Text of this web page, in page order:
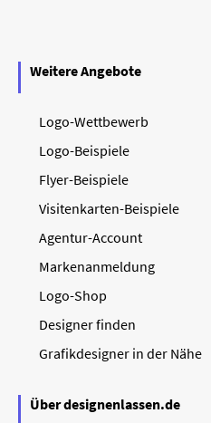
Weitere Angebote
Logo-Wettbewerb
Logo-Beispiele
Flyer-Beispiele
Visitenkarten-Beispiele
Agentur-Account
Markenanmeldung
Logo-Shop
Designer finden
Grafikdesigner in der Nähe
Über designenlassen.de